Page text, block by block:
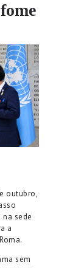
outubro,
sede
a
sem